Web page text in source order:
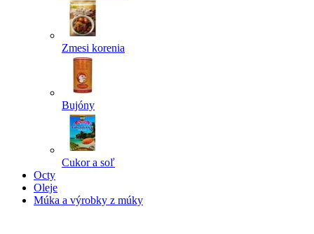
Zmesi korenia
Bujóny
Cukor a soľ
Octy
Oleje
Múka a výrobky z múky